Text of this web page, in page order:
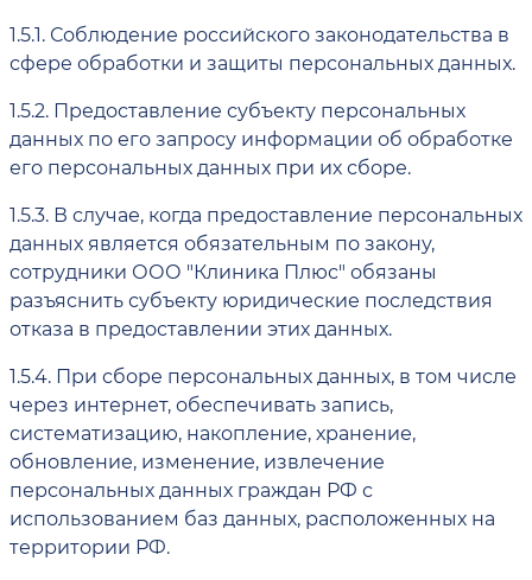
1.5.1. Соблюдение российского законодательства в
сфере обработки и защиты персональных данных.
1.5.2. Предоставление субъекту персональных
данных по его запросу информации об обработке
его персональных данных при их сборе.
1.5.3. В случае, когда предоставление персональных
данных является обязательным по закону,
сотрудники ООО "Клиника Плюс" обязаны
разъяснить субъекту юридические последствия
отказа в предоставлении этих данных.
1.5.4. При сборе персональных данных, в том числе
через интернет, обеспечивать запись,
систематизацию, накопление, хранение,
обновление, изменение, извлечение
персональных данных граждан РФ с
использованием баз данных, расположенных на
территории РФ.